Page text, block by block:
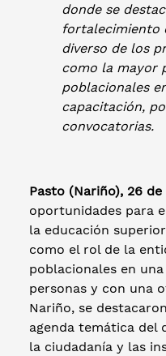
donde se
fortalecimiento
diverso de los
como la mayor
poblacionales
capacitación,
convocatorias.
Pasto (Nariño), 26
oportunidades para
la educación
como el rol de la
poblacionales en
personas y con una
Nariño, se
agenda temática del
la ciudadanía y las